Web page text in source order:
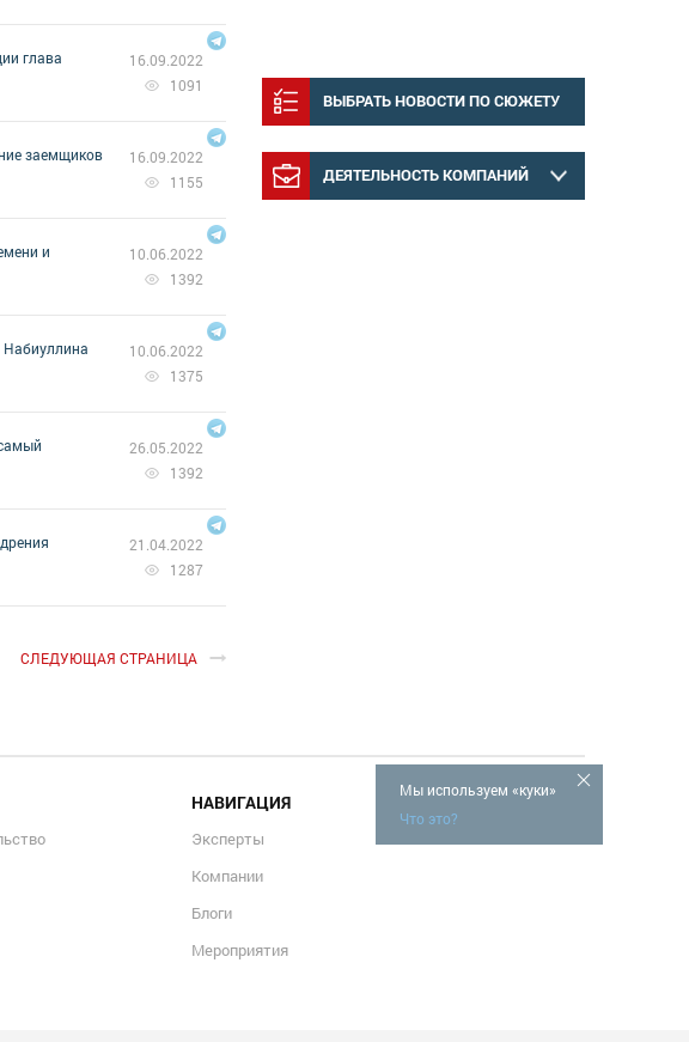
глава
16.09.2022
1091
заемщиков
16.09.2022
1155
и
10.06.2022
1392
Набиуллина
10.06.2022
1375
26.05.2022
1392
21.04.2022
1287
СЛЕДУЮЩАЯ СТРАНИЦА
ВЫБРАТЬ НОВОСТИ ПО СЮЖЕТУ
ДЕЯТЕЛЬНОСТЬ КОМПАНИЙ
Мы используем «куки»
Что это?
НАВИГАЦИЯ
Эксперты
Компании
Блоги
Мероприятия